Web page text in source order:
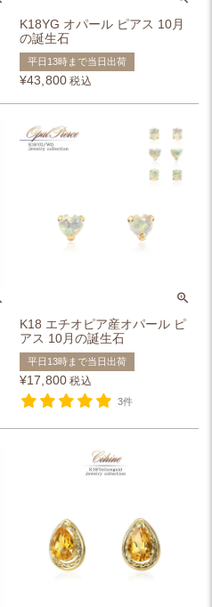
K18YG オパール ピアス 10月
の誕生石
平日13時まで当日出荷
¥43,800 税込
K18 エチオピア産オパール ピ
アス 10月の誕生石
平日13時まで当日出荷
¥17,800 税込
3件